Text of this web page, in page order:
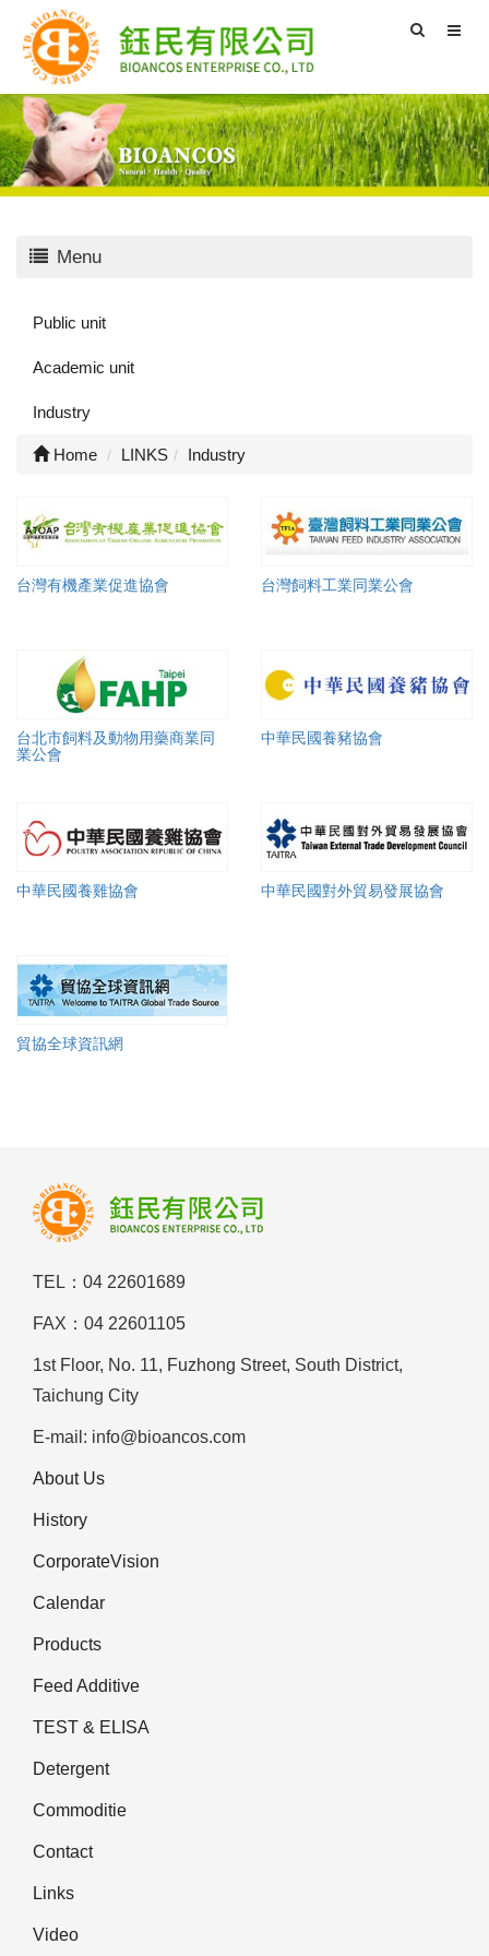
Menu
Public unit
Academic unit
Industry
Home LINKS Industry
台灣有機產業促進協會 台灣飼料工業同業公會
台北市飼料及動物用藥商業同
業公會
中華民國養豬協會
中華民國養雞協會 中華民國對外貿易發展協會
貿協全球資訊網
TEL：04 22601689
FAX：04 22601105
1st Floor, No. 11, Fuzhong Street, South District,
Taichung City
E-mail: info@bioancos.com
About Us
History
CorporateVision
Calendar
Products
Feed Additive
TEST & ELISA
Detergent
Commoditie
Contact
Links
Video